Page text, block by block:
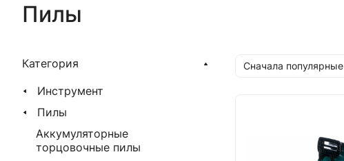
Пилы
Сначала популярные
Категория
Инструмент
Пилы
Аккумуляторные
торцовочные пилы